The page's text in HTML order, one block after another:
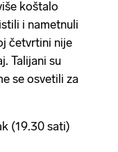
koštalo
i nametnuli
četvrtini nije
Talijani su
se osvetili za
(19.30 sati)